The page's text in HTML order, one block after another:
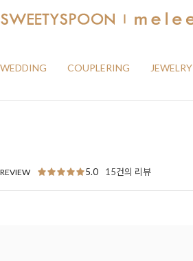
WEDDING COUPLERING JEWELRY
REVIEW 5.0 15건의 리뷰